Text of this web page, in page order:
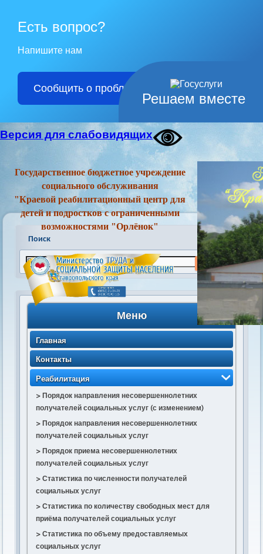
Решаем вместе
Есть вопрос?
Напишите нам
Сообщить о проблеме
Версия для слабовидящих
Государственное бюджетное учреждение
социального обслуживания
"Краевой реабилитационный центр для
детей и подростков с ограниченными
возможностями "Орлёнок"
Поиск
Меню
Главная
Контакты
Реабилитация
> Порядок направления несовершеннолетних
получателей социальных услуг (с изменением)
> Порядок направления несовершеннолетних
получателей социальных услуг
> Порядок приема несовершеннолетних
получателей социальных услуг
> Статистика по численности получателей
социальных услуг
> Статистика по количеству свободных мест для
приёма получателей социальных услуг
> Статистика по объему предоставляемых
социальных услуг